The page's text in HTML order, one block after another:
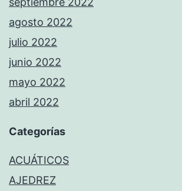
agosto 2022
julio 2022
junio 2022
mayo 2022
abril 2022
Categorías
ACUÁTICOS
AJEDREZ